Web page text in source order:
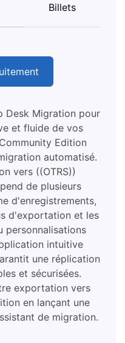
Billets
Desk Migration pour
et fluide de vos
Edition
automatisé.
vers ((OTRS))
de plusieurs
d'enregistrements,
d'exportation et les
personnalisations
intuitive
une réplication
et sécurisées.
exportation vers
en lançant une
de migration.